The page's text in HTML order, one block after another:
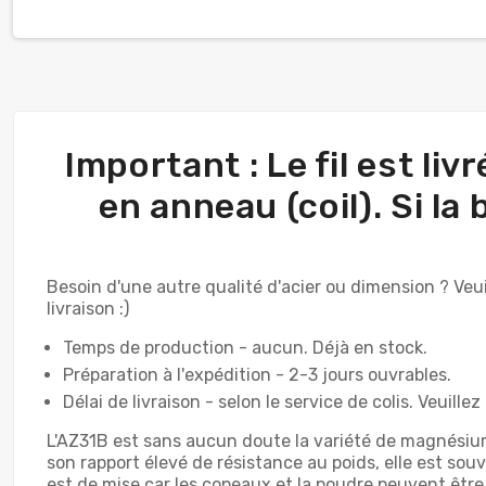
Important : Le fil est
en anneau (coil). Si
Besoin d'une autre qualité d'acier ou dimension ?
livraison :)
Temps de production - aucun. Déjà en stock.
Préparation à l'expédition - 2-3 jours ouvrables.
Délai de livraison - selon le service de colis. Veuillez
L'AZ31B est sans aucun doute la variété de
son rapport élevé de résistance au poids, elle est